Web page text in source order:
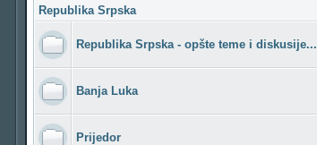
Republika Srpska
Republika Srpska - opšte teme i diskusije...
Banja Luka
Prijedor